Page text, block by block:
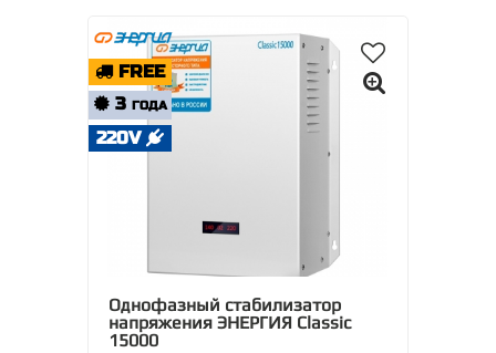
FREE
3 ГОДА
220V
Однофазный стабилизатор
напряжения ЭНЕРГИЯ Classic
15000